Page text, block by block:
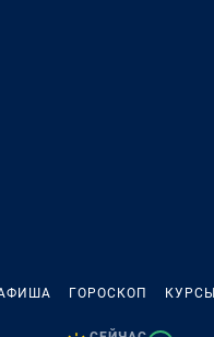
ГОРОСКОП